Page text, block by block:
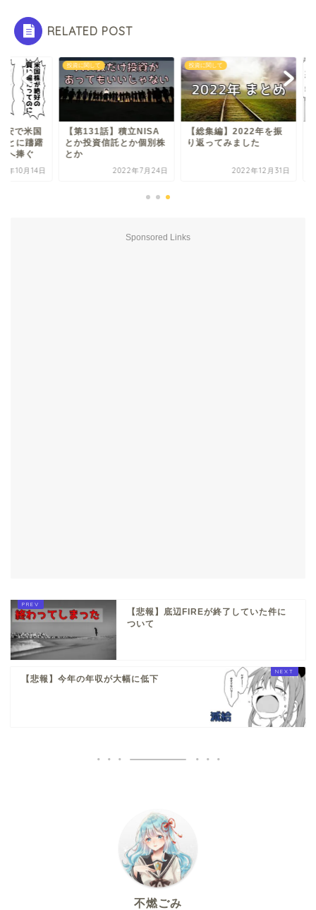
RELATED POST
関して
131話】積立NISA
投資信託とか個別株
2022年7月24日
投資に関して
【総集編】2022年を振
り返ってみました
2022年12月31日
【第139話】円安で
株を買い増すことに
2022年10
Sponsored Links
【悲報】底辺FIREが終了していた件に
ついて
【悲報】今年の年収が大幅に低下
不燃ごみ